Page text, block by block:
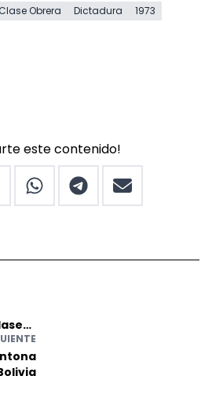
Clase Obrera Dictadura 1973
este contenido!